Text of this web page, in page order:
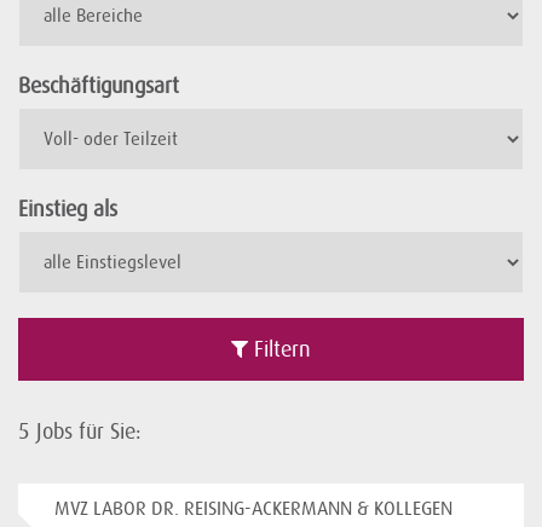
Beschäftigungsart
Einstieg als
Filtern
5 Jobs für Sie:
MVZ LABOR DR. REISING-ACKERMANN & KOLLEGEN